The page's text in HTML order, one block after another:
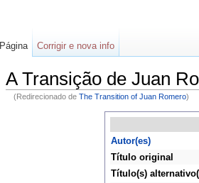
A Transição de Juan
(Redirecionado de The Transition of Juan Romero)
Autor(es)
Título original
Título(s)
Página Corrigir e nova info